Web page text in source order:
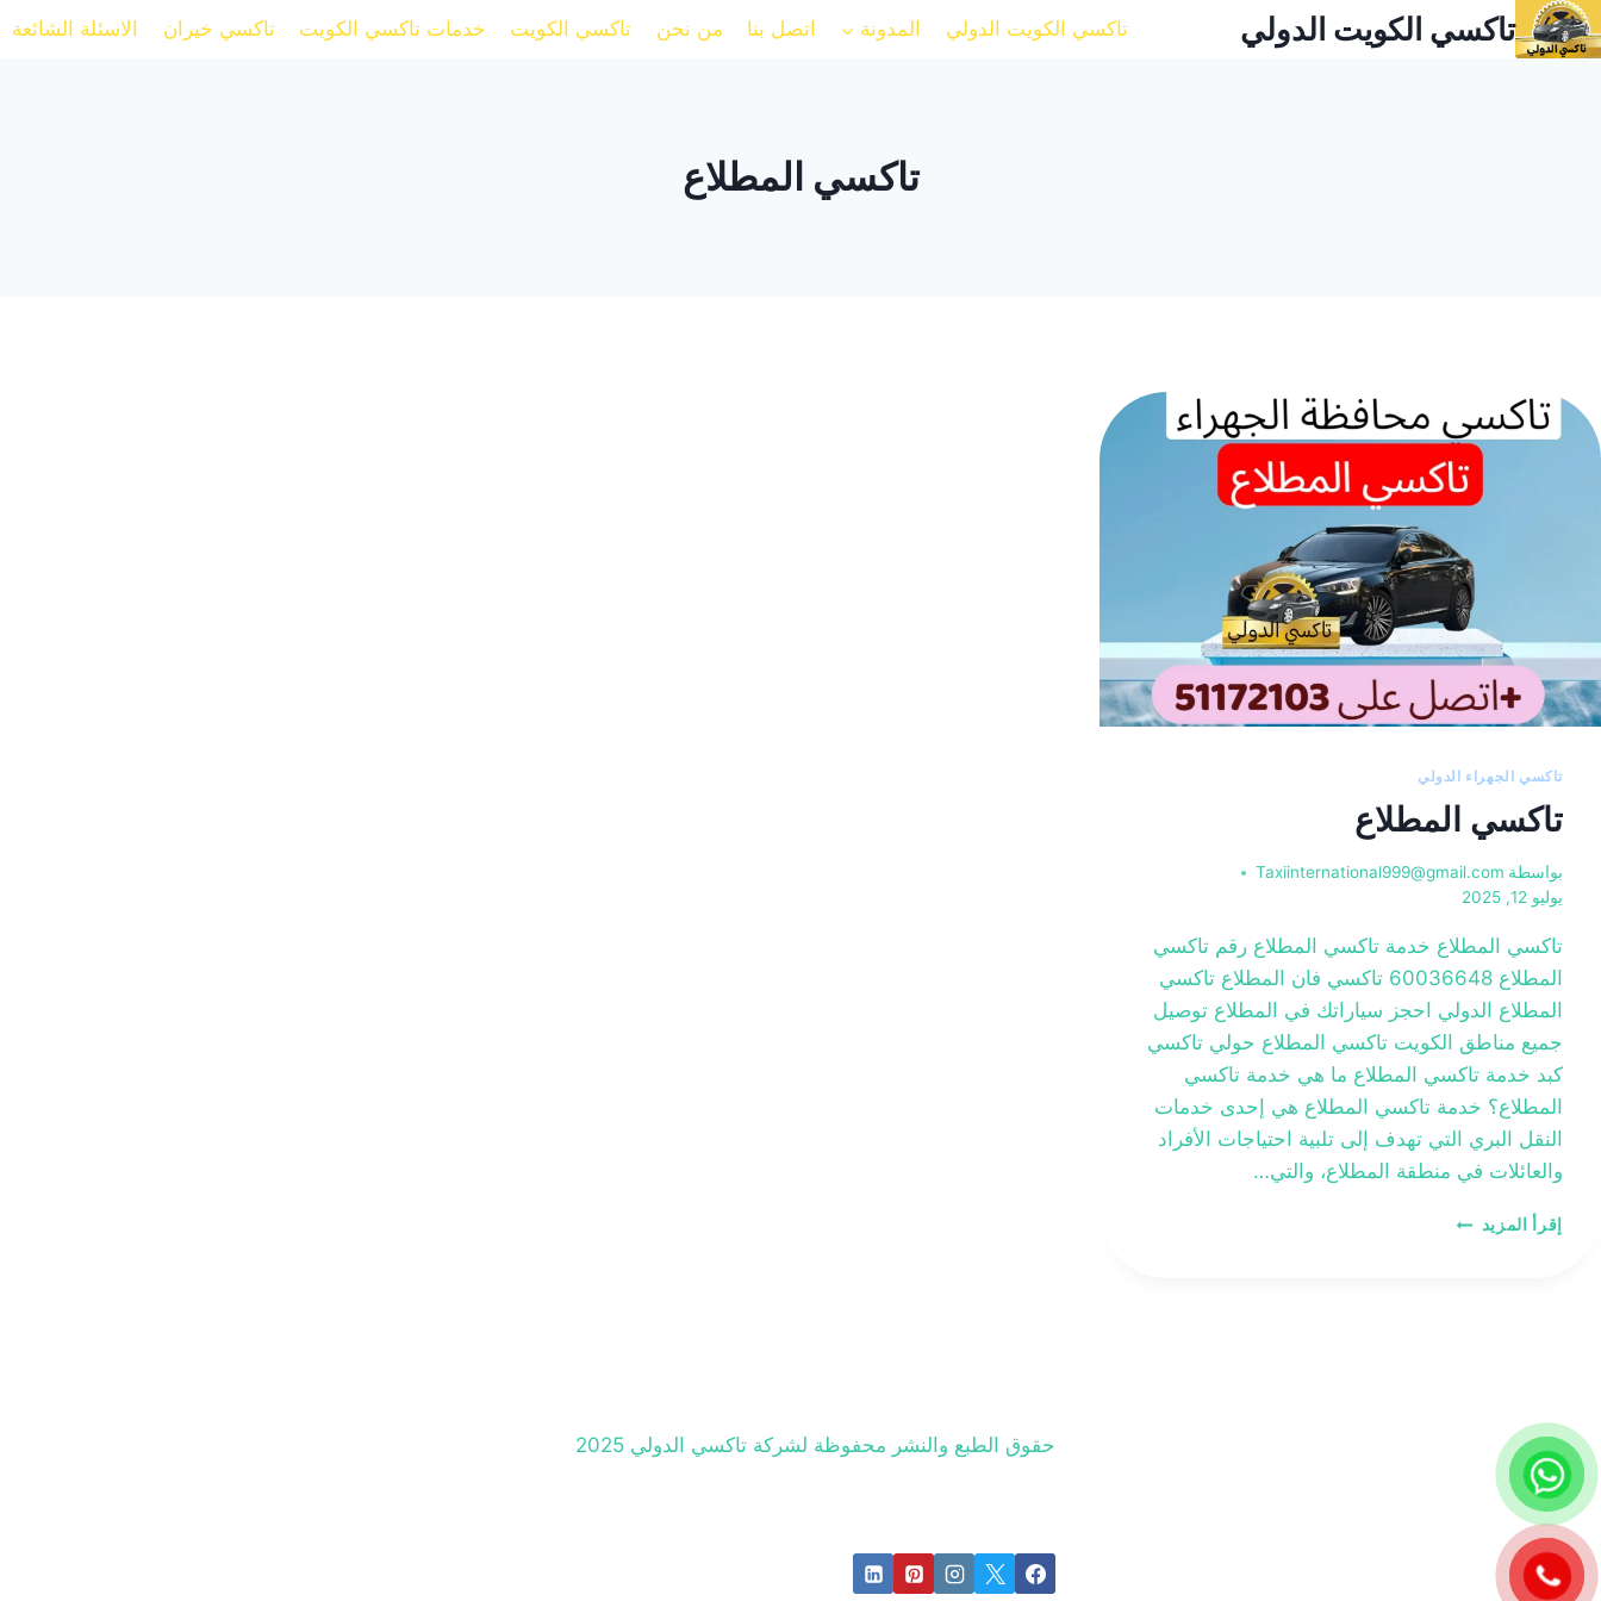
التجاوز
إلى
تاكسي الكويت الدولي تاكسي الكويت الدولي المدونة اتصل بنا من نحن تاكسي الكويت خدمات تاكسي الكويت تاكسي خيران الاسئلة الشائعة
تاكسي المطلاع
تاكسي الجهراء الدولي
تاكسي المطلاع
بواسطة Taxiinternational999@gmail.com
يوليو 12, 2025
تاكسي المطلاع خدمة تاكسي المطلاع رقم تاكسي
المطلاع 60036648 تاكسي فان المطلاع تاكسي
المطلاع الدولي احجز سياراتك في المطلاع توصيل
جميع مناطق الكويت تاكسي المطلاع حولي تاكسي
كبد خدمة تاكسي المطلاع ما هي خدمة تاكسي
المطلاع؟ خدمة تاكسي المطلاع هي إحدى خدمات
النقل البري التي تهدف إلى تلبية احتياجات الأفراد
والعائلات في منطقة المطلاع، والتي…
إقرأ المزيد تاكسي
حقوق الطبع والنشر محفوظة لشركة تاكسي الدولي 2025